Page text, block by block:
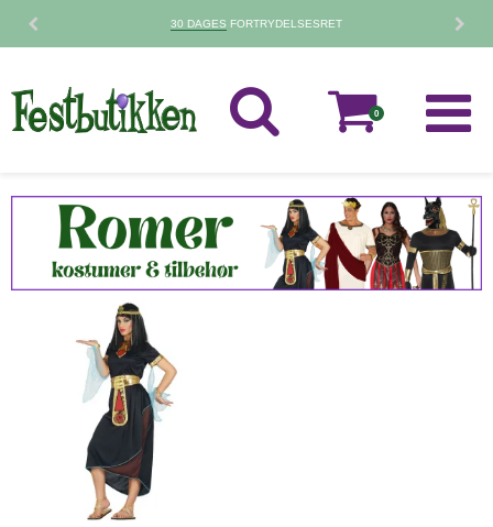
30 DAGES FORTRYDELSESRET
0